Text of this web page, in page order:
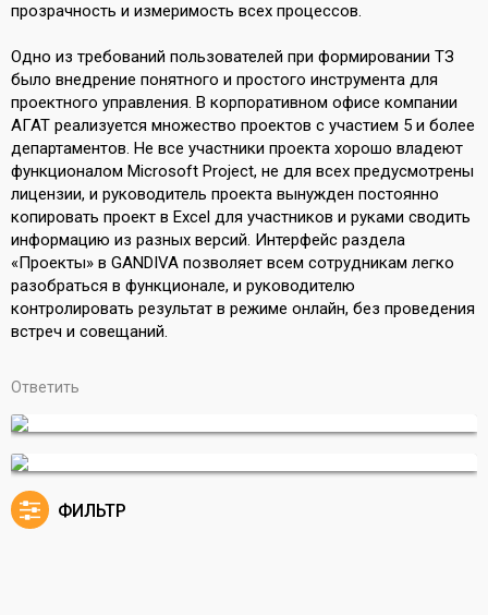
прозрачность и измеримость всех процессов.
Одно из требований пользователей при формировании ТЗ
было внедрение понятного и простого инструмента для
проектного управления. В корпоративном офисе компании
АГАТ реализуется множество проектов с участием 5 и более
департаментов. Не все участники проекта хорошо владеют
функционалом Microsoft Project, не для всех предусмотрены
лицензии, и руководитель проекта вынужден постоянно
копировать проект в Excel для участников и руками сводить
информацию из разных версий. Интерфейс раздела
«Проекты» в GANDIVA позволяет всем сотрудникам легко
разобраться в функционале, и руководителю
контролировать результат в режиме онлайн, без проведения
встреч и совещаний.
Ответить